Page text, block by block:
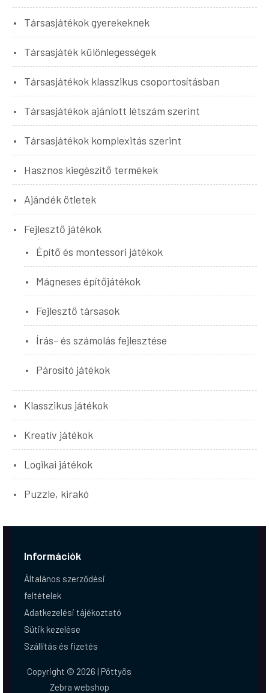
Társasjátékok gyerekeknek
Társasjáték különlegességek
Társasjátékok klasszikus csoportosításban
Társasjátékok ajánlott létszám szerint
Társasjátékok komplexitás szerint
Hasznos kiegészítő termékek
Ajándék ötletek
Fejlesztő játékok
Építő és montessori játékok
Mágneses építőjátékok
Fejlesztő társasok
Írás- és számolás fejlesztése
Párosító játékok
Klasszikus játékok
Kreatív játékok
Logikai játékok
Puzzle, kirakó
Információk
Általános szerződési
feltételek
Adatkezelési tájékoztató
Sütik kezelése
Szállítás és fizetés
Copyright © 2026 | Pöttyös
Zebra webshop